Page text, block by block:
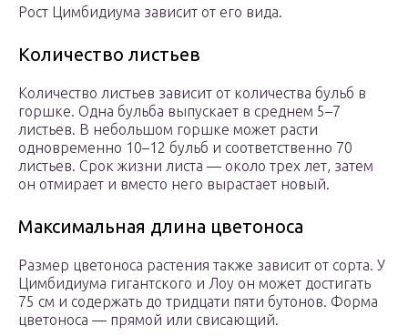
Рост Цимбидиума зависит от его вида.
Количество листьев
Количество листьев зависит от количества бульб в
горшке. Одна бульба выпускает в среднем 5–7
листьев. В небольшом горшке может расти
одновременно 10–12 бульб и соответственно 70
листьев. Срок жизни листа — около трех лет, затем
он отмирает и вместо него вырастает новый.
Максимальная длина цветоноса
Размер цветоноса растения также зависит от сорта. У
Цимбидиума гигантского и Лоу он может достигать
75 см и содержать до тридцати пяти бутонов. Форма
цветоноса — прямой или свисающий.